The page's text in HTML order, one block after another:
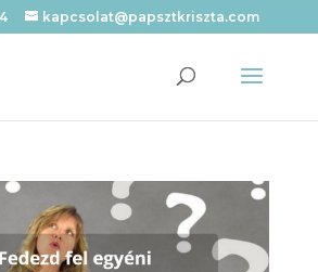
kapcsolat@papsztkriszta.com